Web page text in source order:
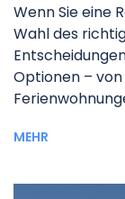
Wenn Sie eine
Wahl des
Optionen –
MEHR